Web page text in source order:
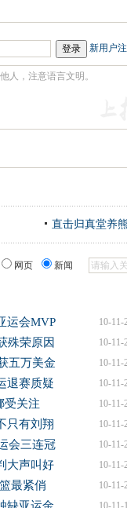
新用户
直击归真堂养
网页 新闻
10-11-
运会MVP
10-11-
殊荣原因
10-11-
五万美金
10-11-
退赛质疑
10-11-
受关注
10-11-
只有刘翔
10-11-
会三连冠
10-11-
大声叫好
10-11-
最紧俏
10-11-